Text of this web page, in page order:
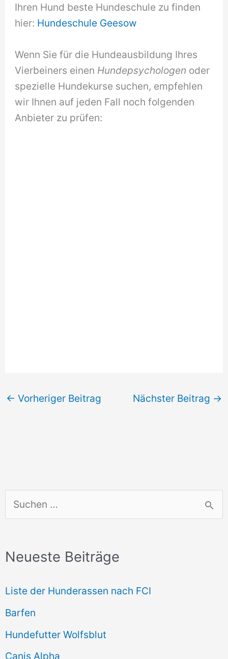
u
h
n
n
a
c
Neueste Beiträge
Liste der Hunderassen nach FCI
Barfen
Hundefutter Wolfsblut
Canis Alpha
Ihren Hund beste Hundeschule zu finden
hier: Hundeschule Geesow
Wenn Sie für die Hundeausbildung Ihres
Vierbeiners einen Hundepsychologen oder
spezielle Hundekurse suchen, empfehlen
wir Ihnen auf jeden Fall noch folgenden
Anbieter zu prüfen:
← Vorheriger Beitrag Nächster Beitrag →